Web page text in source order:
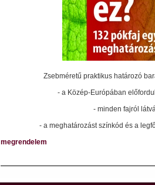
Zsebméretű praktikus határozó
- a Közép-Európában
- minden fajról
- a meghatározást színkód és a
megrendelem